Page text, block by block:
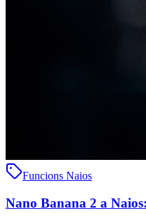
Funcions Naios
Nano Banana 2 a